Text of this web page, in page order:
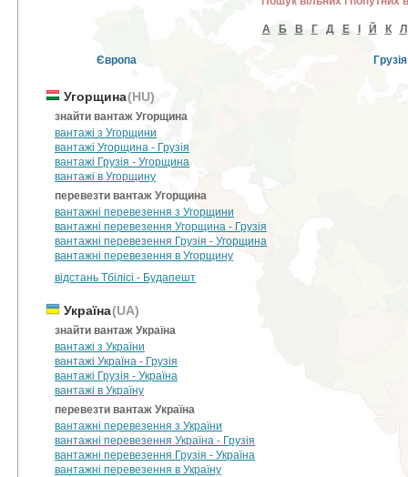
А Б В Г Д Е Й К Л
Європа Грузія
Угорщина(HU)
знайти вантаж Угорщина
вантажі з Угорщини
вантажі Угорщина - Грузія
вантажі Грузія - Угорщина
вантажі в Угорщину
перевезти вантаж Угорщина
вантажні перевезення з Угорщини
вантажні перевезення Угорщина - Грузія
вантажні перевезення Грузія - Угорщина
вантажні перевезення в Угорщину
відстань Тбілісі - Будапешт
Україна(UA)
знайти вантаж Україна
вантажі з України
вантажі Україна - Грузія
вантажі Грузія - Україна
вантажі в Україну
перевезти вантаж Україна
вантажні перевезення з України
вантажні перевезення Україна - Грузія
вантажні перевезення Грузія - Україна
вантажні перевезення в Україну